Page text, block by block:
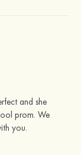
and she
prom. We
you.